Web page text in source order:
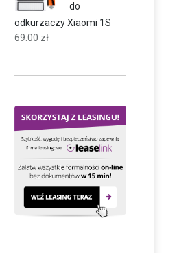
do
odkurzaczy Xiaomi 1S
69.00 zł